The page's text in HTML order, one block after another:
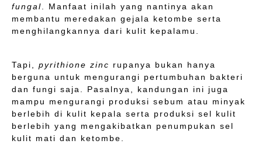
fungal. Manfaat inilah yang nantinya akan
membantu meredakan gejala ketombe serta
menghilangkannya dari kulit kepalamu.
Tapi, pyrithione zinc rupanya bukan hanya
berguna untuk mengurangi pertumbuhan bakteri
dan fungi saja. Pasalnya, kandungan ini juga
mampu mengurangi produksi sebum atau minyak
berlebih di kulit kepala serta produksi sel kulit
berlebih yang mengakibatkan penumpukan sel
kulit mati dan ketombe.